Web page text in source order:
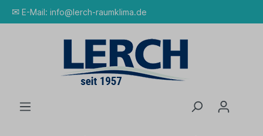
✉ E-Mail: info@lerch-raumklima.de